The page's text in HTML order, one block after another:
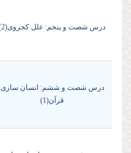
درس شصت و پنجم: علل کجروی(2)
درس شصت و ششم: انسان سازی
قرآن(1)